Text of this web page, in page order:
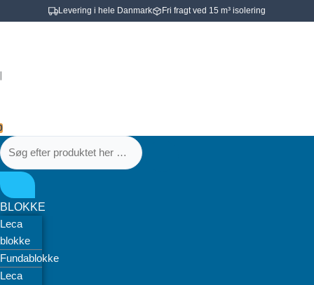
Levering i hele Danmark Fri fragt ved 15 m³ isolering
til
|her
BLOKKE
Leca
blokke
Fundablokke
Leca
her